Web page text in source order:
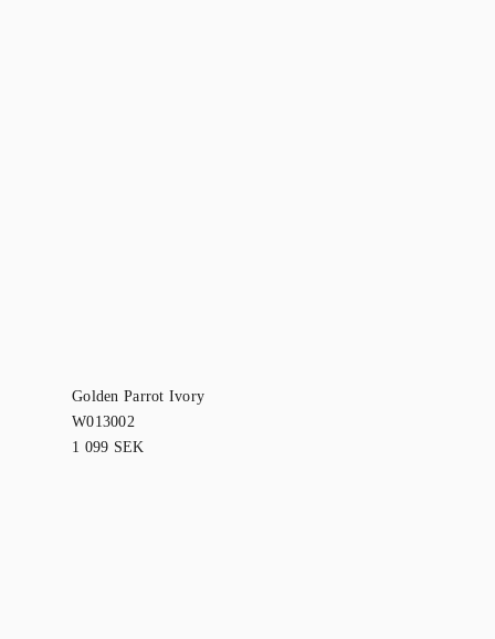
Golden Parrot Ivory
W013002
1 099 SEK